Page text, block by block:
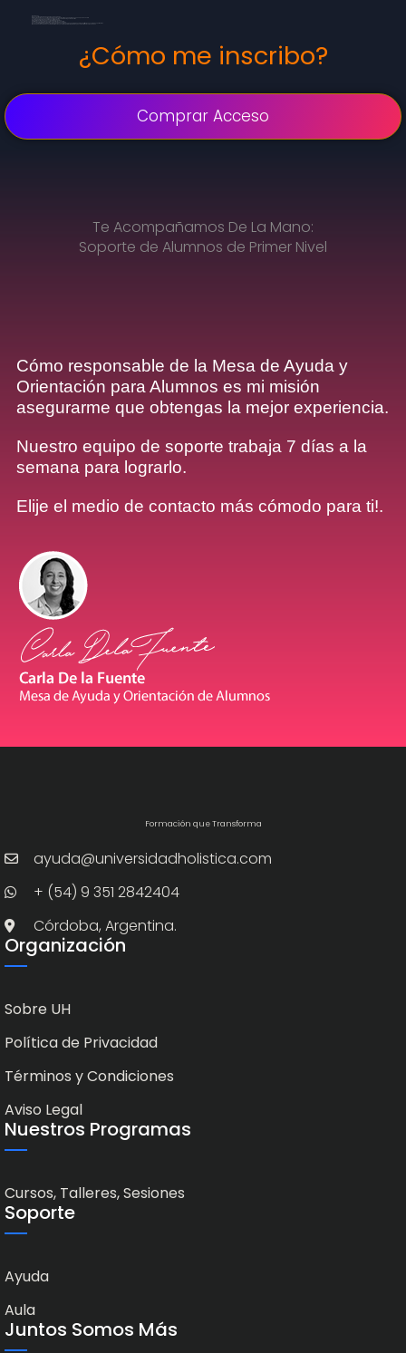
¿Cómo me inscribo?
Comprar Acceso
Te Acompañamos De La Mano:
Soporte de Alumnos de Primer Nivel
Cómo responsable de la Mesa de Ayuda y
Orientación para Alumnos es mi misión
asegurarme que obtengas la mejor experiencia.
Nuestro equipo de soporte trabaja 7 días a la
semana para lograrlo.
Elije el medio de contacto más cómodo para ti!.
Formación que Transforma
ayuda@universidadholistica.com
+ (54) 9 351 2842404
Córdoba, Argentina.
Organización
Sobre UH
Política de Privacidad
Términos y Condiciones
Aviso Legal
Nuestros Programas
Cursos, Talleres, Sesiones
Soporte
Ayuda
Aula
Juntos Somos Más